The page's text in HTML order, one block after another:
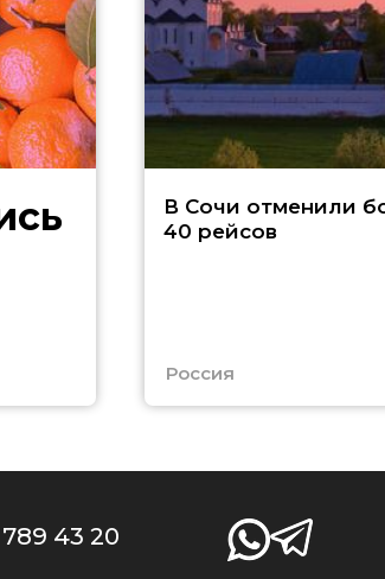
В Сочи отменили
40 рейсов
Россия
43 20